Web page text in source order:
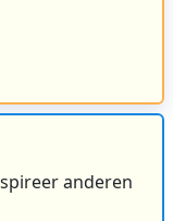
anderen